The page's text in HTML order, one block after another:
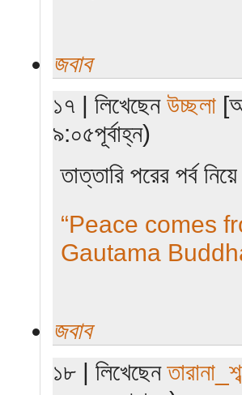
জবাব
১৭ | লিখেছেন উচ্ছলা
৯:০৫পূর্বাহ্ন)
তাত্তারি পরের পর্ব
“Peace comes
Gautama
জবাব
১৮ | লিখেছেন